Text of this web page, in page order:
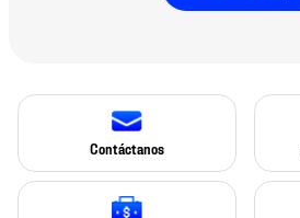
Contáctanos